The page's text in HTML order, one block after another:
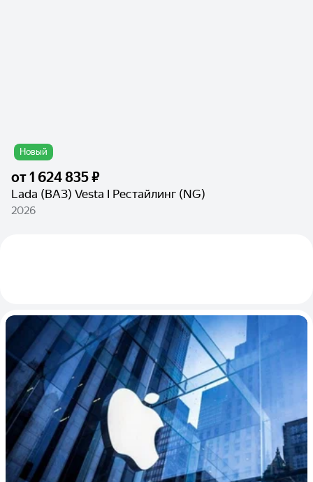
Новый
от1 624 835 ₽
Lada (ВАЗ) Vesta I Рестайлинг (NG)
2026